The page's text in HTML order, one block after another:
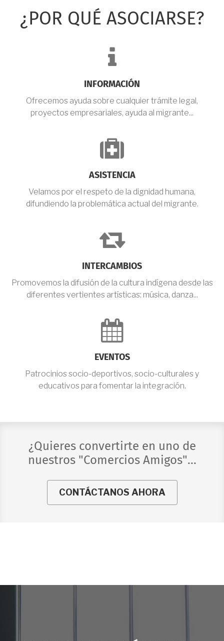
¿POR QUÉ ASOCIARSE?
fa-
info
INFORMACIÓN
Ofrecemos ayuda sobre cualquier trámite legal,
proyectos empresariales, ayuda al migrante...
fa-
medkit
ASISTENCIA
Velamos por el respeto de la dignidad humana,
difundiendo la problemática actual del migrante.
fa-
retweet
INTERCAMBIOS
Promovemos la difusión de la cultura indígena desde las
diferentes vertientes artísticas: música, danza...
fa-
calendar
EVENTOS
Patrocinios socio-deportivos, socio-culturales y
educativos para fomentar la integración.
¿Quieres convertirte en uno de
nuestros "Comercios Amigos"...
CONTÁCTANOS AHORA